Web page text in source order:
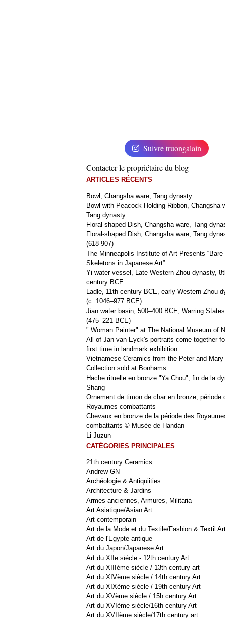
Suivre truongalain
Contacter le propriétaire du blog
ARTICLES RÉCENTS
Bowl, Changsha ware, Tang dynasty
Bowl with Peacock Holding Ribbon, Changsha
Tang dynasty
Floral-shaped Dish, Changsha ware, Tang
Floral-shaped Dish, Changsha ware, Tang
(618-907)
The Minneapolis Institute of Art Presents “Bare
Skeletons in Japanese Art”
Yi water vessel, Late Western Zhou dynasty,
century BCE
Ladle, 11th century BCE, early Western Zhou
(c. 1046–977 BCE)
Jian water basin, 500–400 BCE, Warring
(475–221 BCE)
" W̶o̶m̶a̶n̶ Painter" at The National Museum of
All of Jan van Eyck's portraits come together
first time in landmark exhibition
Vietnamese Ceramics from the Peter and Mary
Collection sold at Bonhams
Hache rituelle en bronze "Ya Chou", fin de la
Shang
Ornement de timon de char en bronze, période
Royaumes combattants
Chevaux en bronze de la période des
combattants © Musée de Handan
Li Juzun
CATÉGORIES PRINCIPALES
21th century Ceramics
Andrew GN
Archéologie & Antiquiities
Architecture & Jardins
Armes anciennes, Armures, Militaria
Art Asiatique/Asian Art
Art contemporain
Art de la Mode et du Textile/Fashion & Textil
Art de l'Egypte antique
Art du Japon/Japanese Art
Art du XIIe siècle - 12th century Art
Art du XIIIème siècle / 13th century art
Art du XIVème siècle / 14th century Art
Art du XIXème siècle / 19th century Art
Art du XVème siècle / 15h century Art
Art du XVIème siècle/16th century Art
Art du XVIIème siècle/17th century art